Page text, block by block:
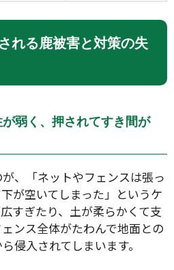
れる鹿被害と対策の失
弱く、押されてすき間が
、「ネットやフェンスは張っ
が空いてしまった」というケ
すぎたり、土が柔らかくて支
ンス全体がたわんで地面との
侵入されてしまいます。